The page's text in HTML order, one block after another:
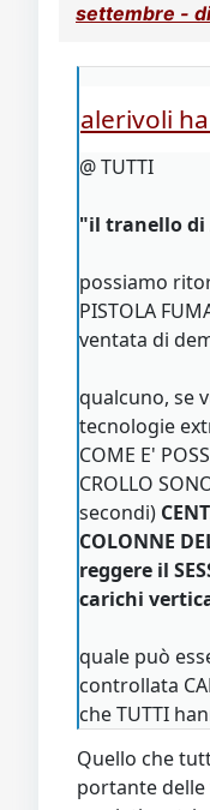
settembre -
alerivoli
@ TUTTI
"il tranello di
possiamo
PISTOLA
ventata di
qualcuno, se
tecnologie
COME E'
CROLLO
secondi)
COLONNE
reggere il
carichi
quale può
controllata
che TUTTI
Quello che
portante